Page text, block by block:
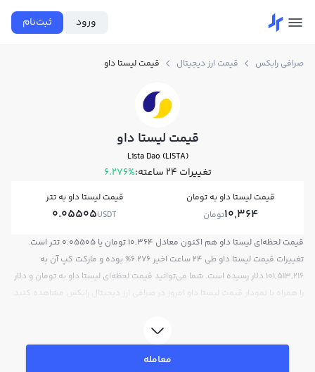
ورود ثبت‌نام
صرافی رابکس قیمت ارز دیجیتال قیمت لیستا داو
قیمت لیستا داو
Lista Dao (LISTA)
تغییرات ۲۴ ساعته: 6.276%
قیمت لیستا داو به تومان
10,364تومان
قیمت لیستا داو به تتر
0.05505USDT
قیمت لحظه‌ای لیستا داو هم اکنون معادل 10,364 تومان یا 0.05505 تتر است.
تغییرات قیمت لیستا داو طی 24 ساعت اخیر 6.276% بوده و مارکت کپ آن به
101,513,216 دلار رسیده است. شما می‌توانید قیمت لحظه‌ای لیستا داو به تومان و دلار
را همراه با نمودار قیمت لیستا داو امروز در صرافی ارز دیجیتال رابکس مشاهده کنید.
معامله